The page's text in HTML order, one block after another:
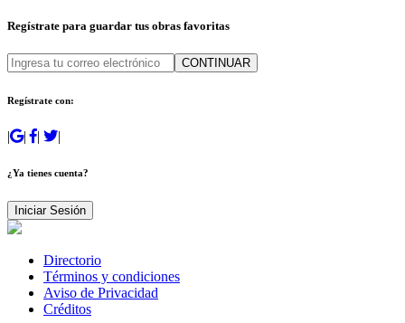
Regístrate para guardar tus obras favoritas
CONTINUAR
Regístrate con:
| | | |
¿Ya tienes cuenta?
Iniciar Sesión
Directorio
Términos y condiciones
Aviso de Privacidad
Créditos